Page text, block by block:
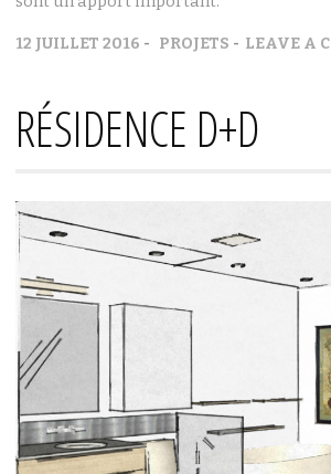
12 JUILLET 2016 PROJETS LEAVE A
RÉSIDENCE D+D